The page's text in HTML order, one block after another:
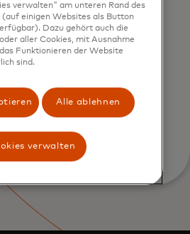
with
Global Privacy Notice
this form, I also
I have read and agree
Terms of Use
verwalten" am unteren Rand des
(auf einigen Websites als Button
Dazu gehört auch die
aller Cookies, mit Ausnahme
Funktionieren der Website
sind.
Alle ablehnen
verwalten